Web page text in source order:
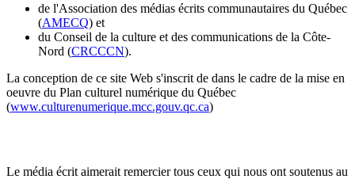
de l'Association des médias écrits communautaires du Québec
(AMECQ) et
du Conseil de la culture et des communications de la Côte-
Nord (CRCCCN).
La conception de ce site Web s'inscrit de dans le cadre de la mise en
oeuvre du Plan culturel numérique du Québec
(www.culturenumerique.mcc.gouv.qc.ca)
Le média écrit aimerait remercier tous ceux qui nous ont soutenus au